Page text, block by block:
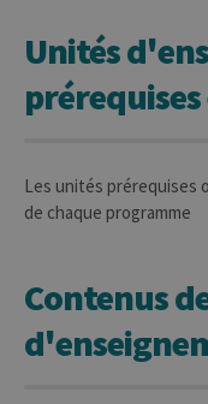
Unités
Les unités prérequises
de chaque programme
Contenus